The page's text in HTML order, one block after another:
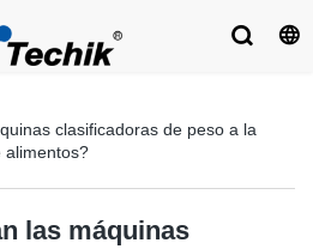
clasificadoras de peso a la
alimentos?
las máquinas